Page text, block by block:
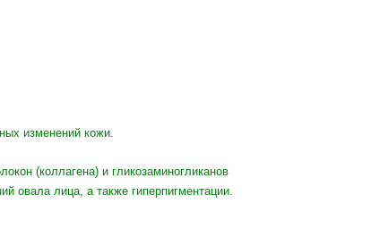
изменений кожи.
(коллагена) и гликозаминогликанов
овала лица, а также гиперпигментации.